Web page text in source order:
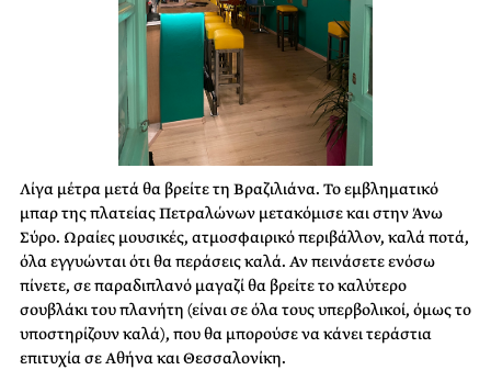
Λίγα μέτρα μετά θα βρείτε τη Βραζιλιάνα. Το εμβληματικό
μπαρ της πλατείας Πετραλώνων μετακόμισε και στην Άνω
Σύρο. Ωραίες μουσικές, ατμοσφαιρικό περιβάλλον, καλά ποτά,
όλα εγγυώνται ότι θα περάσεις καλά. Αν πεινάσετε ενόσω
πίνετε, σε παραδιπλανό μαγαζί θα βρείτε το καλύτερο
σουβλάκι του πλανήτη (είναι σε όλα τους υπερβολικοί, όμως το
υποστηρίζουν καλά), που θα μπορούσε να κάνει τεράστια
επιτυχία σε Αθήνα και Θεσσαλονίκη.